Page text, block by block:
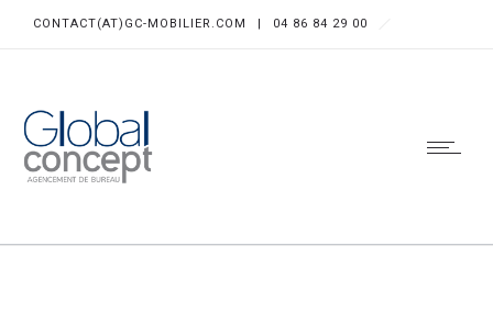
CONTACT(AT)GC-MOBILIER.COM | 04 86 84 29 00